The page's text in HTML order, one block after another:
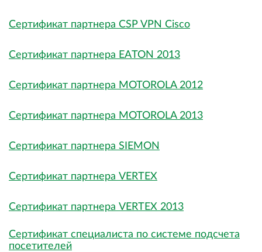
Сертификат партнера CSP VPN Cisco
Сертификат партнера EATON 2013
Сертификат партнера MOTOROLA 2012
Сертификат партнера MOTOROLA 2013
Сертификат партнера SIEMON
Сертификат партнера VERTEX
Сертификат партнера VERTEX 2013
Сертификат специалиста по системе подсчета
посетителей